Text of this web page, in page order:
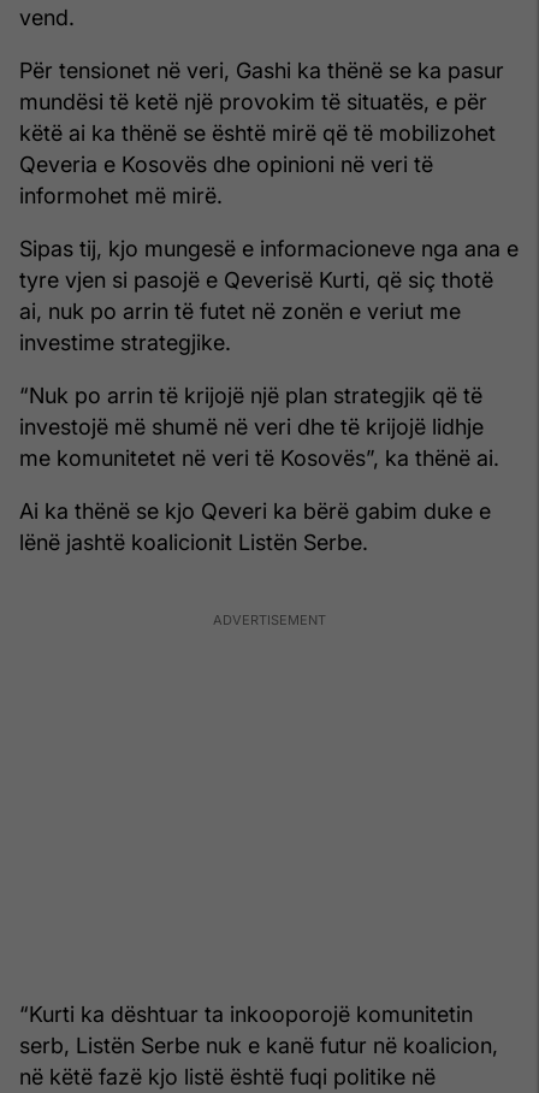
vend.
Për tensionet në veri, Gashi ka thënë se ka pasur
mundësi të ketë një provokim të situatës, e për
këtë ai ka thënë se është mirë që të mobilizohet
Qeveria e Kosovës dhe opinioni në veri të
informohet më mirë.
Sipas tij, kjo mungesë e informacioneve nga ana e
tyre vjen si pasojë e Qeverisë Kurti, që siç thotë
ai, nuk po arrin të futet në zonën e veriut me
investime strategjike.
“Nuk po arrin të krijojë një plan strategjik që të
investojë më shumë në veri dhe të krijojë lidhje
me komunitetet në veri të Kosovës”, ka thënë ai.
Ai ka thënë se kjo Qeveri ka bërë gabim duke e
lënë jashtë koalicionit Listën Serbe.
“Kurti ka dështuar ta inkooporojë komunitetin
serb, Listën Serbe nuk e kanë futur në koalicion,
në këtë fazë kjo listë është fuqi politike në